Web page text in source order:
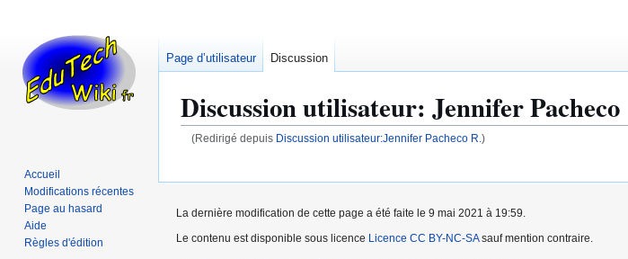
Discussion utilisateur: Jennifer Pacheco
(Redirigé depuis Discussion utilisateur:Jennifer Pacheco R. )
la
la
Page d’utilisateur Discussion
Accueil
Modifications récentes
Page au hasard
Aide
Règles d'édition
La dernière modification de cette page a été faite le 9 mai 2021 à 19:59.
Le contenu est disponible sous licence Licence CC BY-NC-SAsauf mention contraire.